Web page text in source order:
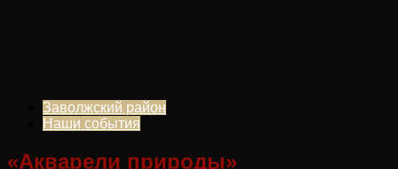
Заволжский район
Наши события
«Акварели природы»